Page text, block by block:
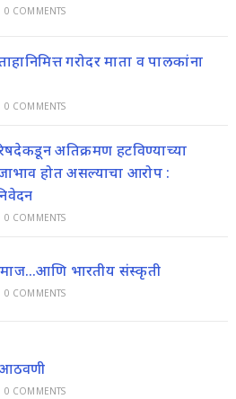
0 COMMENTS
गरोदर माता व पालकांना
0 COMMENTS
अतिक्रमण हटविण्याच्या
होत असल्याचा आरोप :
0 COMMENTS
भारतीय संस्कृती
0 COMMENTS
0 COMMENTS